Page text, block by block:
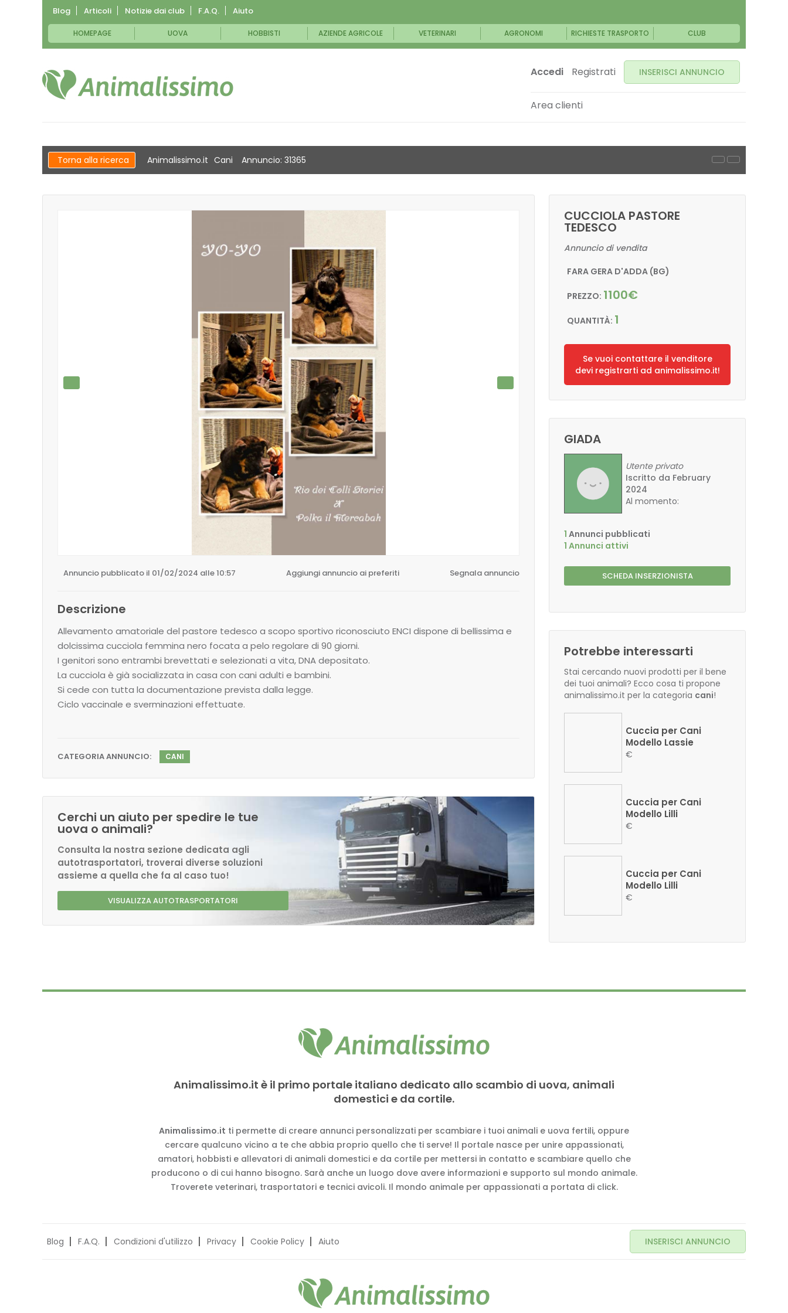
Blog Articoli Notizie dai club F.A.Q. Aiuto
HOMEPAGE UOVA HOBBISTI AZIENDE AGRICOLE VETERINARI AGRONOMI RICHIESTE TRASPORTO CLUB
Accedi Registrati INSERISCI ANNUNCIO
Area clienti
Torna alla ricerca Animalissimo.it Cani Annuncio: 31365
Annuncio pubblicato il 01/02/2024 alle 10:57 Aggiungi annuncio ai preferiti Segnala annuncio
Descrizione
Allevamento amatoriale del pastore tedesco a scopo sportivo riconosciuto ENCI dispone di bellissima e
dolcissima cucciola femmina nero focata a pelo regolare di 90 giorni.
I genitori sono entrambi brevettati e selezionati a vita, DNA depositato.
La cucciola è già socializzata in casa con cani adulti e bambini.
Si cede con tutta la documentazione prevista dalla legge.
Ciclo vaccinale e sverminazioni effettuate.
CATEGORIA ANNUNCIO: CANI
Cerchi un aiuto per spedire le tue
uova o animali?
Consulta la nostra sezione dedicata agli
autotrasportatori, troverai diverse soluzioni
assieme a quella che fa al caso tuo!
VISUALIZZA AUTOTRASPORTATORI
CUCCIOLA PASTORE
TEDESCO
Annuncio di vendita
FARA GERA D'ADDA (BG)
PREZZO: 1100€
QUANTITÀ: 1
Se vuoi contattare il venditore
devi registrarti ad animalissimo.it!
GIADA
Utente privato
Iscritto da February
2024
Al momento:
1 Annunci pubblicati
1 Annunci attivi
SCHEDA INSERZIONISTA
Potrebbe interessarti
Stai cercando nuovi prodotti per il bene
dei tuoi animali? Ecco cosa ti propone
animalissimo.it per la categoria cani!
Cuccia per Cani
Modello Lassie
€
Cuccia per Cani
Modello Lilli
€
Cuccia per Cani
Modello Lilli
€
Animalissimo.it è il primo portale italiano dedicato allo scambio di uova, animali
domestici e da cortile.
Animalissimo.it ti permette di creare annunci personalizzati per scambiare i tuoi animali e uova fertili, oppure
cercare qualcuno vicino a te che abbia proprio quello che ti serve! Il portale nasce per unire appassionati,
amatori, hobbisti e allevatori di animali domestici e da cortile per mettersi in contatto e scambiare quello che
producono o di cui hanno bisogno. Sarà anche un luogo dove avere informazioni e supporto sul mondo animale.
Troverete veterinari, trasportatori e tecnici avicoli. Il mondo animale per appassionati a portata di click.
Blog F.A.Q. Condizioni d'utilizzo Privacy Cookie Policy Aiuto INSERISCI ANNUNCIO